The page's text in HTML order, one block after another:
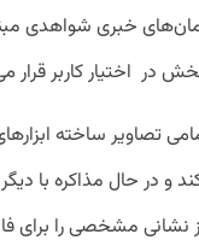
خبری شواهدی
در اختیار کاربر قرار
تصاویر ساخته
و در حال مذاکره با
نشانی مشخصی را